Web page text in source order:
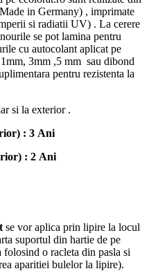
in Germany) , imprimate
si radiatii UV) . La cerere
se pot lamina pentru
cu autocolant aplicat pe
3mm ,5 mm sau dibond
pentru rezistenta la
si la exterior .
: 3 Ani
) : 2 Ani
se vor aplica prin lipire la locul
suportul din hartie de pe
o racleta din pasla si
aparitiei bulelor la lipire).